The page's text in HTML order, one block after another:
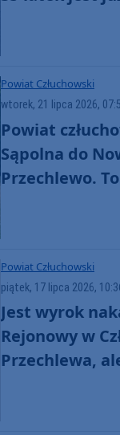
Powiat Człuchowski
wtorek, 21 lipca 2026,
Powiat
Sąpolna do
Przechlewo.
Powiat Człuchowski
piątek, 17 lipca 2026,
Jest wyrok
Rejonowy w
Przechlewa,